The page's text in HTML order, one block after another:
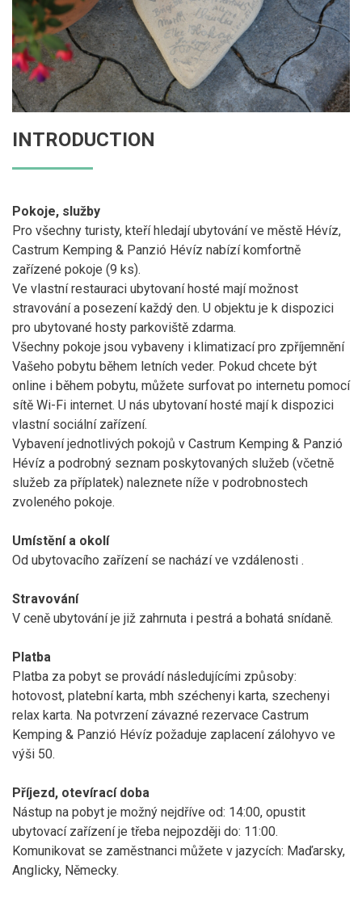
INTRODUCTION
Pokoje, služby
Pro všechny turisty, kteří hledají ubytování ve městě Hévíz,
Castrum Kemping & Panzió Hévíz nabízí komfortně
zařízené pokoje (9 ks).
Ve vlastní restauraci ubytovaní hosté mají možnost
stravování a posezení každý den. U objektu je k dispozici
pro ubytované hosty parkoviště zdarma.
Všechny pokoje jsou vybaveny i klimatizací pro zpříjemnění
Vašeho pobytu během letních veder. Pokud chcete být
online i během pobytu, můžete surfovat po internetu pomocí
sítě Wi-Fi internet. U nás ubytovaní hosté mají k dispozici
vlastní sociální zařízení.
Vybavení jednotlivých pokojů v Castrum Kemping & Panzió
Hévíz a podrobný seznam poskytovaných služeb (včetně
služeb za příplatek) naleznete níže v podrobnostech
zvoleného pokoje.
Umístění a okolí
Od ubytovacího zařízení se nachází ve vzdálenosti .
Stravování
V ceně ubytování je již zahrnuta i pestrá a bohatá snídaně.
Platba
Platba za pobyt se provádí následujícími způsoby:
hotovost, platební karta, mbh széchenyi karta, szechenyi
relax karta. Na potvrzení závazné rezervace Castrum
Kemping & Panzió Hévíz požaduje zaplacení zálohyvo ve
výši 50.
Příjezd, otevírací doba
Nástup na pobyt je možný nejdříve od: 14:00, opustit
ubytovací zařízení je třeba nejpozději do: 11:00.
Komunikovat se zaměstnanci můžete v jazycích: Maďarsky,
Anglicky, Německy.